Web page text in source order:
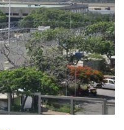
y AN2015 en
de diálogo
ÚLTIMA HORA
81 años de la
Japón
no